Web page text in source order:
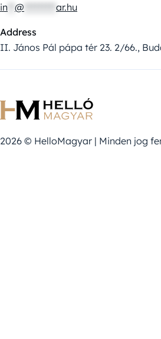
in @ ar.hu
Address
II. János Pál pápa tér 23. 2/66.,
2026 © HelloMagyar | Minden jog